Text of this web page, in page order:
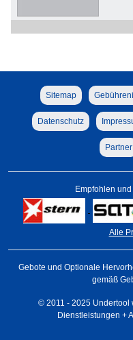
Sitemap
Datenschutz
Partner
Empfohlen
Alle
Gebote und Optionale
gemäß
© 2011 - 2025 Undertool
Dienstleistungen +